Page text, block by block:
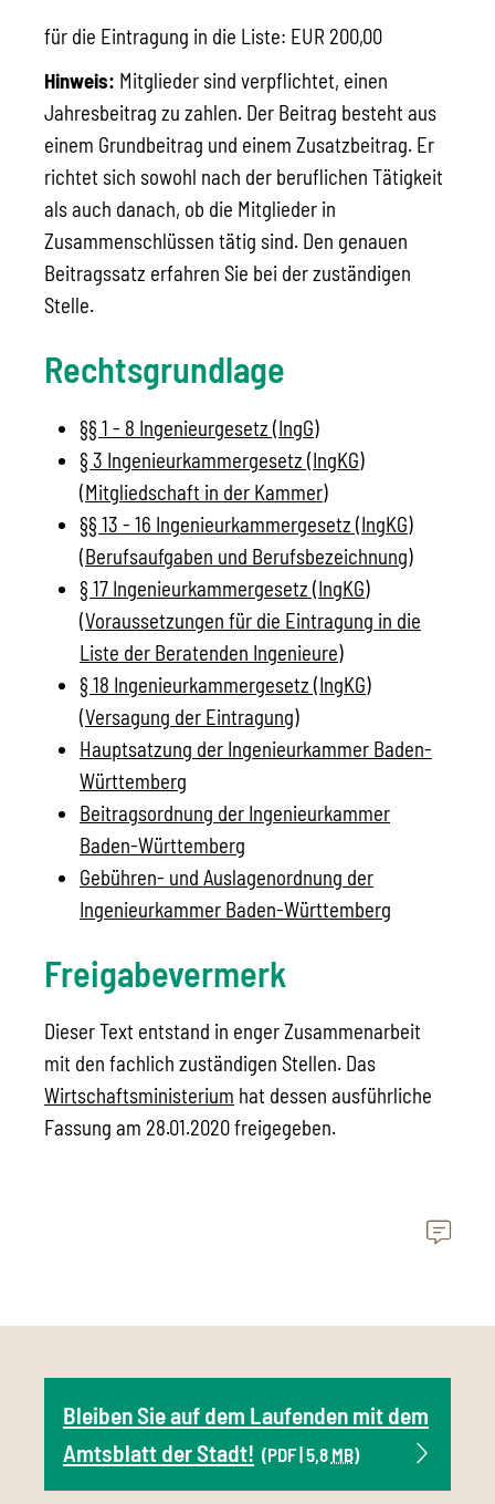
für die Eintragung in die Liste: EUR 200,00
Hinweis: Mitglieder sind verpflichtet, einen
Jahresbeitrag zu zahlen. Der Beitrag besteht aus
einem Grundbeitrag und einem Zusatzbeitrag. Er
richtet sich sowohl nach der beruflichen Tätigkeit
als auch danach, ob die Mitglieder in
Zusammenschlüssen tätig sind. Den genauen
Beitragssatz erfahren Sie bei der zuständigen
Stelle.
Rechtsgrundlage
§§ 1 - 8 Ingenieurgesetz (IngG)
§ 3 Ingenieurkammergesetz (IngKG)
(Mitgliedschaft in der Kammer)
§§ 13 - 16 Ingenieurkammergesetz (IngKG)
(Berufsaufgaben und Berufsbezeichnung)
§ 17 Ingenieurkammergesetz (IngKG)
(Voraussetzungen für die Eintragung in die
Liste der Beratenden Ingenieure)
§ 18 Ingenieurkammergesetz (IngKG)
(Versagung der Eintragung)
Hauptsatzung der Ingenieurkammer Baden-
Württemberg
Beitragsordnung der Ingenieurkammer
Baden-Württemberg
Gebühren- und Auslagenordnung der
Ingenieurkammer Baden-Württemberg
Freigabevermerk
Dieser Text entstand in enger Zusammenarbeit
mit den fachlich zuständigen Stellen. Das
Wirtschaftsministerium hat dessen ausführliche
Fassung am 28.01.2020 freigegeben.
Bleiben Sie auf dem Laufenden mit dem
Amtsblatt der Stadt! (PDF | 5,8 MB)